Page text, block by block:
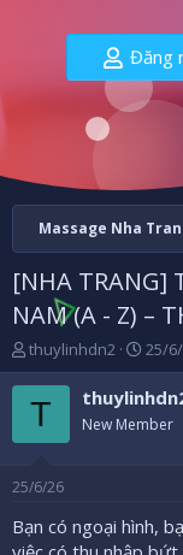
Đăng
Massage Nha
[NHA TRANG]
NAM (A - Z) –
B
ắ
t
đ
thuylinhdn2
N
g
à
y
b
ầ
u
25/
T New Member
25/6/26
Bạn có ngoại hình,